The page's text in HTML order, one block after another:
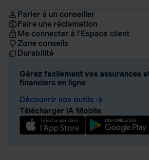
Parler à un conseiller
Faire une réclamation
Me connecter à l’Espace client
Zone conseils
Durabilité
Gérez facilement vos assurances
financiers en ligne
Découvrir nos outils arrow_forward
Télécharger iA Mobile